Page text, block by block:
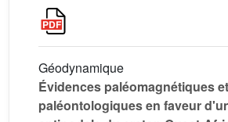
Géodynamique
Évidences paléomagnétiques et
paléontologiques en faveur